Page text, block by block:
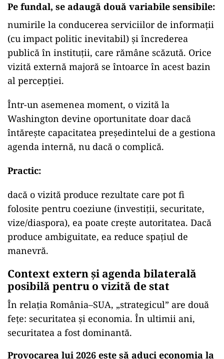
Pe fundal, se adaugă două variabile sensibile:
numirile la conducerea serviciilor de informații
(cu impact politic inevitabil) și încrederea
publică în instituții, care rămâne scăzută. Orice
vizită externă majoră se întoarce în acest bazin
al percepției.
Într-un asemenea moment, o vizită la
Washington devine oportunitate doar dacă
întărește capacitatea președintelui de a gestiona
agenda internă, nu dacă o complică.
Practic:
dacă o vizită produce rezultate care pot fi
folosite pentru coeziune (investiții, securitate,
vize/diaspora), ea poate crește autoritatea. Dacă
produce ambiguitate, ea reduce spațiul de
manevră.
Context extern și agenda bilaterală
posibilă pentru o vizită de stat
În relația România–SUA, „strategicul” are două
fețe: securitatea și economia. În ultimii ani,
securitatea a fost dominantă.
Provocarea lui 2026 este să aduci economia la